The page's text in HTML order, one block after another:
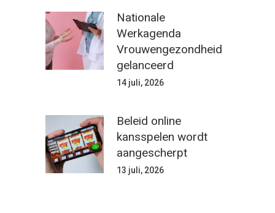
Nationale
Werkagenda
Vrouwengezondheid
gelanceerd
14 juli, 2026
Beleid online
kansspelen wordt
aangescherpt
13 juli, 2026